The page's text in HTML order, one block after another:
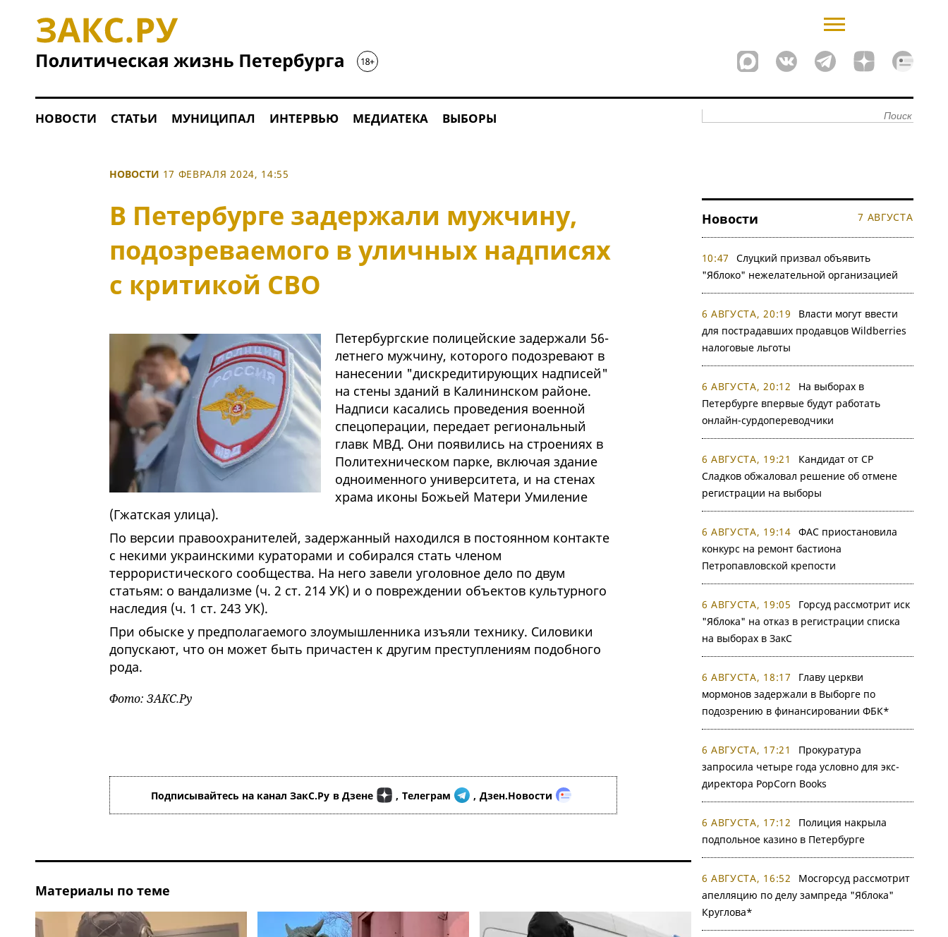
НОВОСТИ СТАТЬИ МУНИЦИПАЛ ИНТЕРВЬЮ МЕДИАТЕКА ВЫБОРЫ
НОВОСТИ 17 ФЕВРАЛЯ 2024, 14:55
В Петербурге задержали мужчину,
подозреваемого в уличных надписях
с критикой СВО
Петербургские полицейские задержали 56-
летнего мужчину, которого подозревают в
нанесении "дискредитирующих надписей"
на стены зданий в Калининском районе.
Надписи касались проведения военной
спецоперации, передает региональный
главк МВД. Они появились на строениях в
Политехническом парке, включая здание
одноименного университета, и на стенах
храма иконы Божьей Матери Умиление
(Гжатская улица).
По версии правоохранителей, задержанный находился в постоянном контакте
с некими украинскими кураторами и собирался стать членом
террористического сообщества. На него завели уголовное дело по двум
статьям: о вандализме (ч. 2 ст. 214 УК) и о повреждении объектов культурного
наследия (ч. 1 ст. 243 УК).
При обыске у предполагаемого злоумышленника изъяли технику. Силовики
допускают, что он может быть причастен к другим преступлениям подобного
рода.
Фото: ЗАКС.Ру
Подписывайтесь на канал ЗакС.Ру в Дзене , Телеграм , Дзен.Новости
Материалы по теме
Новости 7 АВГУСТА
10:47
Слуцкий призвал объявить
"Яблоко" нежелательной организацией
6 АВГУСТА, 20:19
Власти могут ввести
для пострадавших продавцов Wildberries
налоговые льготы
6 АВГУСТА, 20:12
На выборах в
Петербурге впервые будут работать
онлайн-сурдопереводчики
6 АВГУСТА, 19:21
Кандидат от СР
Сладков обжаловал решение об отмене
регистрации на выборы
6 АВГУСТА, 19:14 ФАС приостановила
конкурс на ремонт бастиона
Петропавловской крепости
6 АВГУСТА, 19:05
Горсуд рассмотрит иск
"Яблока" на отказ в регистрации списка
на выборах в ЗакС
6 АВГУСТА, 18:17
Главу церкви
мормонов задержали в Выборге по
подозрению в финансировании ФБК*
6 АВГУСТА, 17:21
Прокуратура
запросила четыре года условно для экс-
директора PopCorn Books
6 АВГУСТА, 17:12
Полиция накрыла
подпольное казино в Петербурге
6 АВГУСТА, 16:52
Мосгорсуд рассмотрит
апелляцию по делу зампреда "Яблока"
Круглова*